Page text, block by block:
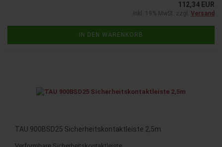
112,34 EUR
inkl. 19% MwSt. zzgl. Versand
IN DEN WARENKORB
TAU 900BSD25 Si­cher­heits­kon­takt­leis­te 2,5m